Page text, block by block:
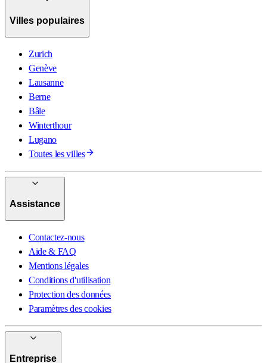
Villes populaires
Zurich
Genève
Lausanne
Berne
Bâle
Winterthour
Lugano
Toutes les villes
Assistance
Contactez-nous
Aide & FAQ
Mentions légales
Conditions d'utilisation
Protection des données
Paramètres des cookies
Entreprise